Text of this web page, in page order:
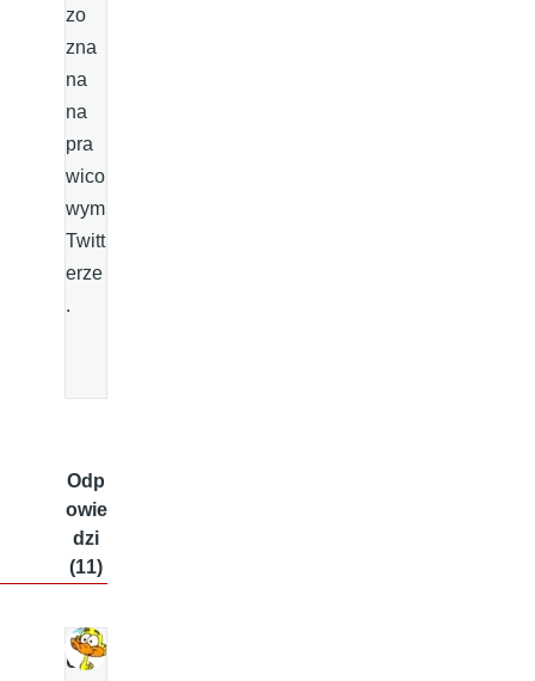
zo
zna
na
na
pra
wico
wym
Twitt
erze
.
Odp
owie
dzi
(11)
Ul